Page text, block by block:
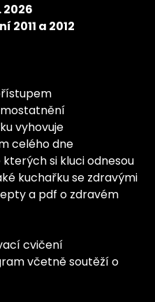
2026
2011 a 2012
vyhovuje
celého dne
si kluci odnesou
kuchařku se zdravými
a pdf o zdravém
cvičení
včetně soutěží o